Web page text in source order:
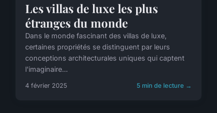
Les villas de luxe les plus
étranges du monde
Dans le monde fascinant des villas de luxe,
certaines propriétés se distinguent par leurs
conceptions architecturales uniques qui captent
l'imaginaire...
4 février 2025 5 min de lecture →